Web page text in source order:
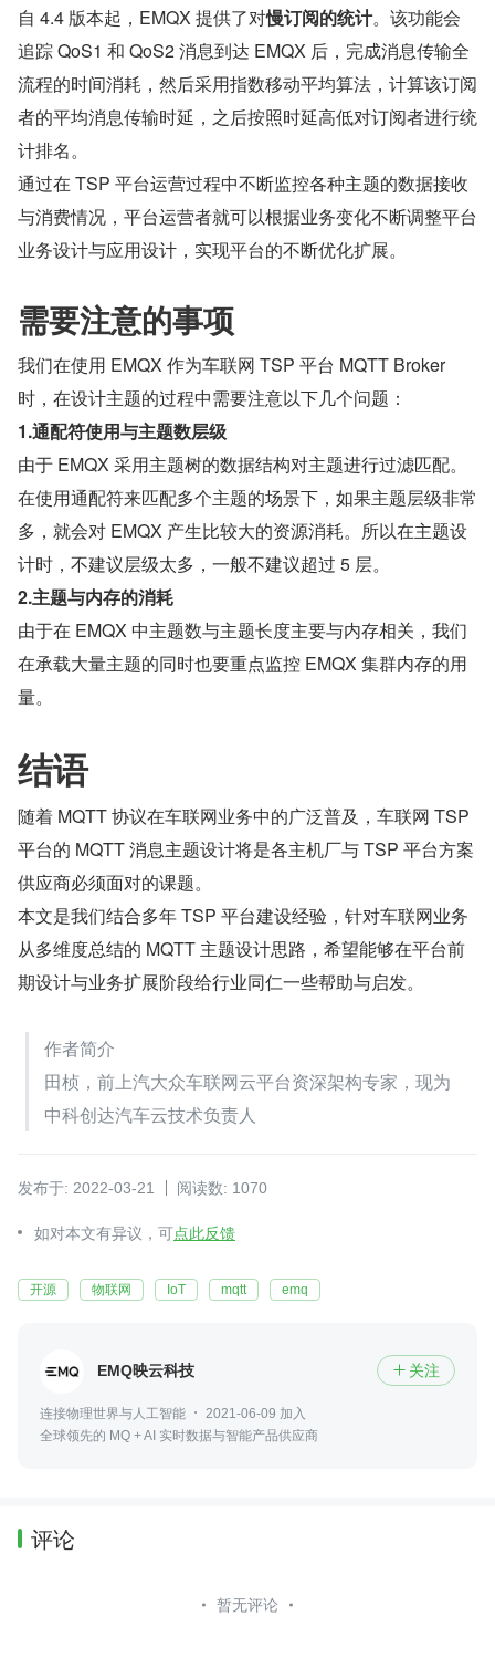
自 4.4 版本起，EMQX 提供了对慢订阅的统计。该功能会
追踪 QoS1 和 QoS2 消息到达 EMQX 后，完成消息传输全
流程的时间消耗，然后采用指数移动平均算法，计算该订阅
者的平均消息传输时延，之后按照时延高低对订阅者进行统
计排名。
通过在 TSP 平台运营过程中不断监控各种主题的数据接收
与消费情况，平台运营者就可以根据业务变化不断调整平台
业务设计与应用设计，实现平台的不断优化扩展。
需要注意的事项
我们在使用 EMQX 作为车联网 TSP 平台 MQTT Broker
时，在设计主题的过程中需要注意以下几个问题：
1.通配符使用与主题数层级
由于 EMQX 采用主题树的数据结构对主题进行过滤匹配。
在使用通配符来匹配多个主题的场景下，如果主题层级非常
多，就会对 EMQX 产生比较大的资源消耗。所以在主题设
计时，不建议层级太多，一般不建议超过 5 层。
2.主题与内存的消耗
由于在 EMQX 中主题数与主题长度主要与内存相关，我们
在承载大量主题的同时也要重点监控 EMQX 集群内存的用
量。
结语
随着 MQTT 协议在车联网业务中的广泛普及，车联网 TSP
平台的 MQTT 消息主题设计将是各主机厂与 TSP 平台方案
供应商必须面对的课题。
本文是我们结合多年 TSP 平台建设经验，针对车联网业务
从多维度总结的 MQTT 主题设计思路，希望能够在平台前
期设计与业务扩展阶段给行业同仁一些帮助与启发。
作者简介
田桢，前上汽大众车联网云平台资深架构专家，现为
中科创达汽车云技术负责人
发布于: 2022-03-21 阅读数: 1070
如对本文有异议，可点此反馈
开源 物联网 IoT mqtt emq
EMQ映云科技  关注
连接物理世界与人工智能
2021-06-09 加入
全球领先的 MQ + AI 实时数据与智能产品供应商
评论
暂无评论